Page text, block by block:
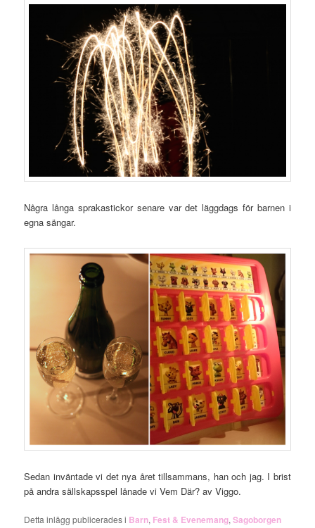
Några långa sprakastickor senare var det läggdags för barnen i
egna sängar.
Sedan inväntade vi det nya året tillsammans, han och jag. I brist
på andra sällskapsspel lånade vi Vem Där? av Viggo.
Detta inlägg publicerades i Barn, Fest & Evenemang,Sagoborgen